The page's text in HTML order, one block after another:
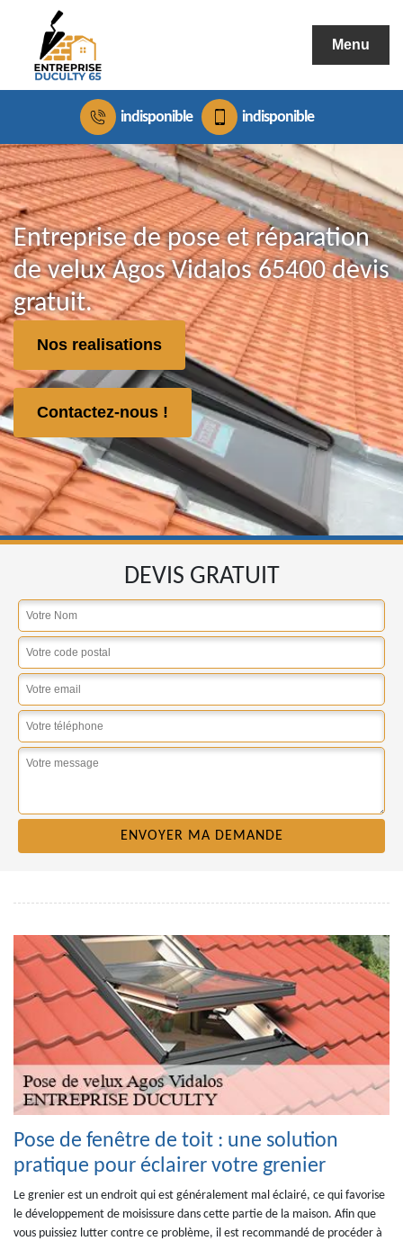
Menu
indisponible indisponible
Entreprise de pose et réparation
de velux Agos Vidalos 65400 devis
gratuit.
Nos realisations
Contactez-nous !
DEVIS GRATUIT
Pose de fenêtre de toit : une solution
pratique pour éclairer votre grenier
Le grenier est un endroit qui est généralement mal éclairé, ce qui favorise
le développement de moisissure dans cette partie de la maison. Afin que
vous puissiez lutter contre ce problème, il est recommandé de procéder à